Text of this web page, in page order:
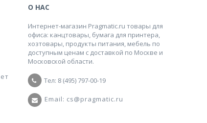
О НАС
Интернет-магазин Pragmatic.ru товары для
офиса: канцтовары, бумага для принтера,
хозтовары, продукты питания, мебель по
доступным ценам с доставкой по Москве и
Московской области.
Тел: 8 (495) 797-00-19
Email: cs@pragmatic.ru